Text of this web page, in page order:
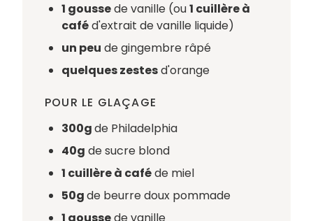
1 goussede vanille (ou1 cuillère à
caféd'extrait de vanille liquide)
un peu de gingembre râpé
quelques zestesd'orange
POUR LE GLAÇAGE
300gde Philadelphia
40g de sucre blond
1 cuillère à caféde miel⁠
50gde beurre doux pommade